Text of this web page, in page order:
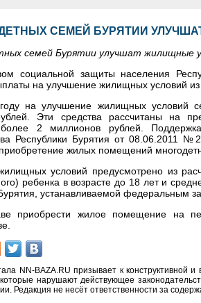
СЕМЕЙ БУРЯТИИ
семей Бурятии улучшат жилищные
социальной защиты населения
на улучшение жилищных условий
на улучшение жилищных условий
Эти средства рассчитаны на
более 2 миллионов рублей.
Республики Бурятия от 08.06.2011
жилых помещений
условий предусмотрено из
ребенка в возрасте до 18 лет и
устанавливаемой федеральным
приобрести жилое помещение на
NN-BAZA.RU призывает к конструктивной
нарушают действующее
Редакция не несёт ответственности за